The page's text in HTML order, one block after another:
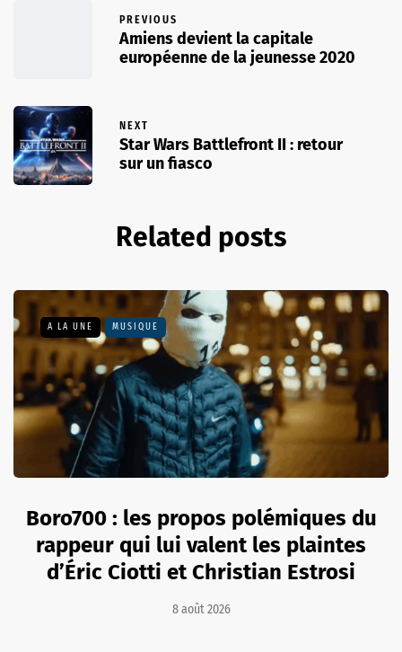
PREVIOUS
Amiens devient la capitale
européenne de la jeunesse 2020
NEXT
Star Wars Battlefront II : retour
sur un fiasco
Related posts
A LA UNE MUSIQUE
Boro700 : les propos polémiques du
rappeur qui lui valent les plaintes
d’Éric Ciotti et Christian Estrosi
8 août 2026